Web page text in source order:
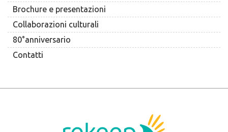
Brochure e presentazioni
Collaborazioni culturali
80°anniversario
Contatti